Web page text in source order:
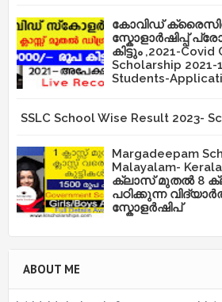
കോവിഡ്
സ്കോളാർഷിപ്പ്
കിട്ടും ,2021-
Scholarship 2021-
Students-
SSLC School Wise Result 2023-
Margadeepam
Malayalam-
ക്ലാസ് മുതൽ 8
പഠിക്കുന്ന
സ്കോളർഷിപ്
ABOUT ME